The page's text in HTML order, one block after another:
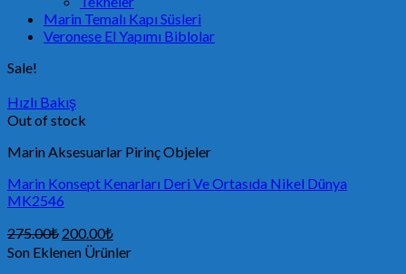
Marin Temalı Kapı Süsleri
Veronese El Yapımı Biblolar
Sale!
Hızlı Bakış
Out of stock
Marin Aksesuarlar Pirinç Objeler
Marin Konsept Kenarları Deri Ve Ortasıda Nikel Dünya
MK2546
275.00₺ 200.00₺
Son Eklenen Ürünler